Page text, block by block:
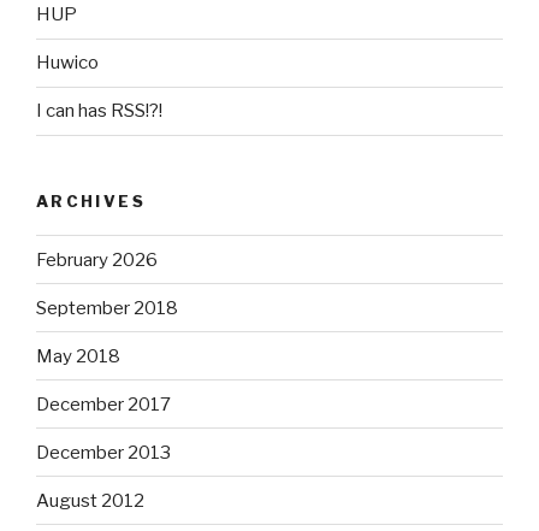
HUP
Huwico
I can has RSS!?!
ARCHIVES
February 2026
September 2018
May 2018
December 2017
December 2013
August 2012